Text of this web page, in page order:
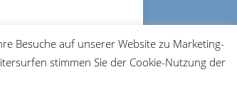
DATENSCHUTZ IMPRESSUM
Besuche auf unserer Website zu Marketing-
stimmen Sie der Cookie-Nutzung der